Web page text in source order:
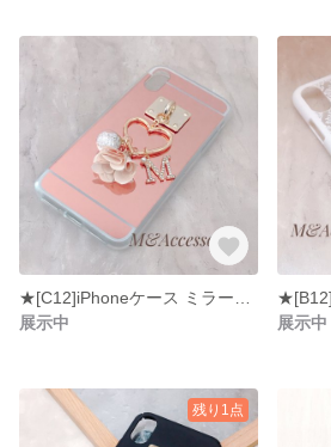
展示中
展示中
残り1点